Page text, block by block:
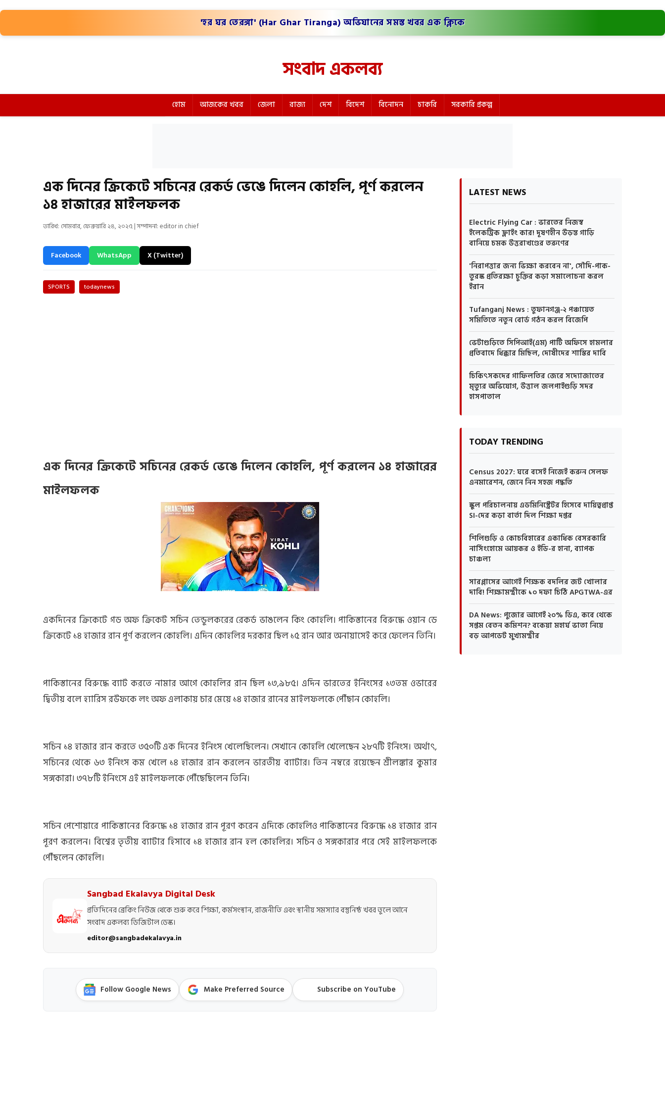
'হর ঘর তেরঙ্গা' (Har Ghar Tiranga) অভিযানের সমস্ত খবর এক ক্লিকে
সংবাদ একলব্য
হোম আজকের খবর জেলা রাজ্য দেশ বিদেশ বিনোদন চাকরি সরকারি প্রকল্প
এক দিনের ক্রিকেটে সচিনের রেকর্ড ভেঙে দিলেন কোহলি, পূর্ণ করলেন
১৪ হাজারের মাইলফলক
তারিখ: সোমবার, ফেব্রুয়ারি ২৪, ২০২৫ | সম্পাদনা: editor in chief
Facebook WhatsApp X (Twitter)
SPORTS todaynews
এক দিনের ক্রিকেটে সচিনের রেকর্ড ভেঙে দিলেন কোহলি, পূর্ণ করলেন ১৪ হাজারের
মাইলফলক
একদিনের ক্রিকেটে গড অফ ক্রিকেট সচিন তেন্ডুলকরের রেকর্ড ভাঙলেন কিং কোহলি। পাকিস্তানের বিরুদ্ধে ওয়ান ডে
ক্রিকেটে ১৪ হাজার রান পূর্ণ করলেন কোহলি। এদিন কোহলির দরকার ছিল ১৫ রান আর অনায়াসেই করে ফেলেন তিনি।
পাকিস্তানের বিরুদ্ধে ব্যাট করতে নামার আগে কোহলির রান ছিল ১৩,৯৮৫। এদিন ভারতের ইনিংসের ১৩তম ওভারের
দ্বিতীয় বলে হ্যারিস রউফকে লং অফ এলাকায় চার মেয়ে ১৪ হাজার রানের মাইলফলকে পৌঁছান কোহলি।
সচিন ১৪ হাজার রান করতে ৩৫০টি এক দিনের ইনিংস খেলেছিলেন। সেখানে কোহলি খেলেছেন ২৮৭টি ইনিংস। অর্থাৎ,
সচিনের থেকে ৬৩ ইনিংস কম খেলে ১৪ হাজার রান করলেন ভারতীয় ব্যাটার। তিন নম্বরে রয়েছেন শ্রীলঙ্কার কুমার
সঙ্গকারা। ৩৭৮টি ইনিংসে এই মাইলফলকে পৌঁছেছিলেন তিনি।
সচিন পেশোয়ারে পাকিস্তানের বিরুদ্ধে ১৪ হাজার রান পূরণ করেন এদিকে কোহলিও পাকিস্তানের বিরুদ্ধে ১৪ হাজার রান
পূরণ করলেন। বিশ্বের তৃতীয় ব্যাটার হিসাবে ১৪ হাজার রান হল কোহলির। সচিন ও সঙ্গকারার পরে সেই মাইলফলকে
পৌঁছলেন কোহলি।
Sangbad Ekalavya Digital Desk
প্রতিদিনের ব্রেকিং নিউজ থেকে শুরু করে শিক্ষা, কর্মসংস্থান, রাজনীতি এবং স্থানীয় সমস্যার বস্তুনিষ্ঠ খবর তুলে আনে
সংবাদ একলব্য ডিজিটাল ডেস্ক।
editor@sangbadekalavya.in
Follow Google News Make Preferred Source Subscribe on YouTube
LATEST NEWS
Electric Flying Car : ভারতের নিজস্ব
ইলেকট্রিক ফ্লাইং কার! দূষণহীন উড়ন্ত গাড়ি
বানিয়ে চমক উত্তরাখণ্ডের তরুণের
'নিরাপত্তার জন্য ভিক্ষা করবেন না', সৌদি-পাক-
তুরস্ক প্রতিরক্ষা চুক্তির কড়া সমালোচনা করল
ইরান
Tufanganj News : তুফানগঞ্জ-২ পঞ্চায়েত
সমিতিতে নতুন বোর্ড গঠন করল বিজেপি
ভেটাগুড়িতে সিপিআই(এম) পার্টি অফিসে হামলার
প্রতিবাদে ধিক্কার মিছিল, দোষীদের শাস্তির দাবি
চিকিৎসকদের গাফিলতির জেরে সদ্যোজাতের
মৃত্যুর অভিযোগ, উত্তাল জলপাইগুড়ি সদর
হাসপাতাল
TODAY TRENDING
Census 2027: ঘরে বসেই নিজেই করুন সেলফ
এনমারেশন, জেনে নিন সহজ পদ্ধতি
স্কুল পরিচালনায় এডমিনিস্ট্রেটর হিসেবে দায়িত্বপ্রাপ্ত
SI-দের কড়া বার্তা দিল শিক্ষা দপ্তর
শিলিগুড়ি ও কোচবিহারের একাধিক বেসরকারি
নার্সিংহোমে আয়কর ও ইডি-র হানা, ব্যাপক
চাঞ্চল্য
সারপ্লাসের আগেই শিক্ষক বদলির জট খোলার
দাবি! শিক্ষামন্ত্রীকে ১০ দফা চিঠি APGTWA-এর
DA News: পুজোর আগেই ২০% ডিএ, কবে থেকে
সপ্তম বেতন কমিশন? বকেয়া মহার্ঘ ভাতা নিয়ে
বড় আপডেট মুখ্যমন্ত্রীর